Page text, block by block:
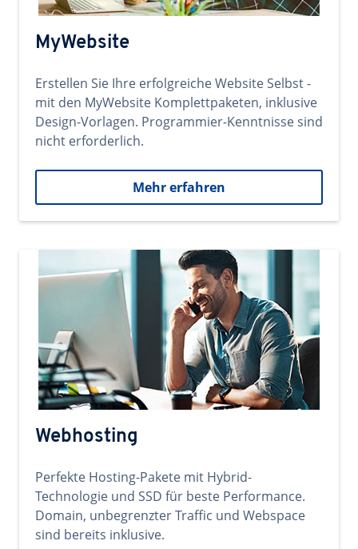
MyWebsite
Erstellen Sie Ihre erfolgreiche Website Selbst -
mit den MyWebsite Komplettpaketen, inklusive
Design-Vorlagen. Programmier-Kenntnisse sind
nicht erforderlich.
Mehr erfahren
Webhosting
Perfekte Hosting-Pakete mit Hybrid-
Technologie und SSD für beste Performance.
Domain, unbegrenzter Traffic und Webspace
sind bereits inklusive.